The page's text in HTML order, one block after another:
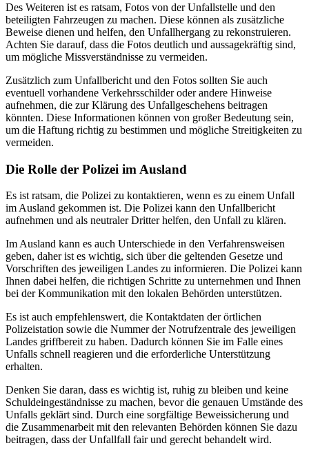
Des Weiteren ist es ratsam, Fotos von der Unfallstelle und den
beteiligten Fahrzeugen zu machen. Diese können als zusätzliche
Beweise dienen und helfen, den Unfallhergang zu rekonstruieren.
Achten Sie darauf, dass die Fotos deutlich und aussagekräftig sind,
um mögliche Missverständnisse zu vermeiden.
Zusätzlich zum Unfallbericht und den Fotos sollten Sie auch
eventuell vorhandene Verkehrsschilder oder andere Hinweise
aufnehmen, die zur Klärung des Unfallgeschehens beitragen
könnten. Diese Informationen können von großer Bedeutung sein,
um die Haftung richtig zu bestimmen und mögliche Streitigkeiten zu
vermeiden.
Die Rolle der Polizei im Ausland
Es ist ratsam, die Polizei zu kontaktieren, wenn es zu einem Unfall
im Ausland gekommen ist. Die Polizei kann den Unfallbericht
aufnehmen und als neutraler Dritter helfen, den Unfall zu klären.
Im Ausland kann es auch Unterschiede in den Verfahrensweisen
geben, daher ist es wichtig, sich über die geltenden Gesetze und
Vorschriften des jeweiligen Landes zu informieren. Die Polizei kann
Ihnen dabei helfen, die richtigen Schritte zu unternehmen und Ihnen
bei der Kommunikation mit den lokalen Behörden unterstützen.
Es ist auch empfehlenswert, die Kontaktdaten der örtlichen
Polizeistation sowie die Nummer der Notrufzentrale des jeweiligen
Landes griffbereit zu haben. Dadurch können Sie im Falle eines
Unfalls schnell reagieren und die erforderliche Unterstützung
erhalten.
Denken Sie daran, dass es wichtig ist, ruhig zu bleiben und keine
Schuldeingeständnisse zu machen, bevor die genauen Umstände des
Unfalls geklärt sind. Durch eine sorgfältige Beweissicherung und
die Zusammenarbeit mit den relevanten Behörden können Sie dazu
beitragen, dass der Unfallfall fair und gerecht behandelt wird.